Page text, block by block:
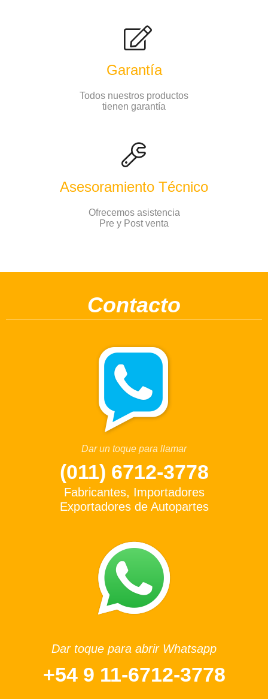
Garantía
Todos nuestros productos
tienen garantía
Asesoramiento Técnico
Ofrecemos asistencia
Pre y Post venta
Contacto
Dar un toque para llamar
(011) 6712-3778
Fabricantes, Importadores
Exportadores de Autopartes
Dar toque para abrir Whatsapp
+54 9 11-6712-3778